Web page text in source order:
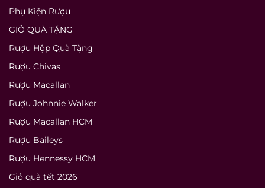
Phụ Kiện Rượu
GIỎ QUÀ TẶNG
Rượu Hộp Quà Tặng
Rượu Chivas
Rượu Macallan
Rượu Johnnie Walker
Rượu Macallan HCM
Rượu Baileys
Rượu Hennessy HCM
Giỏ quà tết 2026